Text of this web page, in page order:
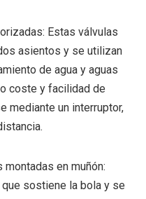
Estas válvulas
asientos y se utilizan
de agua y aguas
coste y facilidad de
mediante un interruptor,
en muñón:
sostiene la bola y se